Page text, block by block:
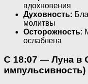
вдохновения
Духовность:
молитвы
Осторожность:
ослаблена
С 18:07 — Луна в
импульсивность)